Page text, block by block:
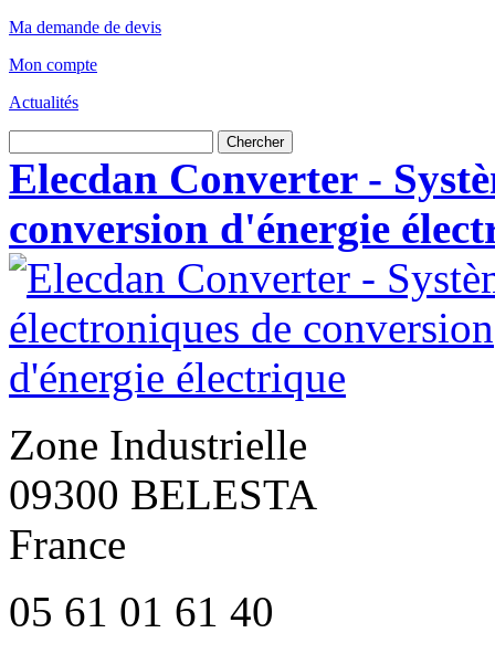
Ma demande de devis
Mon compte
Actualités
Chercher
Elecdan Converter -
conversion d'énergie
Zone Industrielle
09300 BELESTA
France
05 61 01 61 40